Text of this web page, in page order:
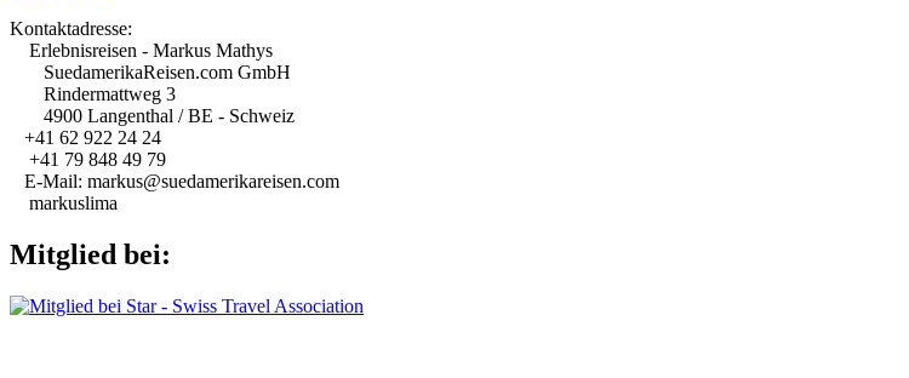
Kontaktadresse:
Erlebnisreisen - Markus Mathys
SuedamerikaReisen.com GmbH
Rindermattweg 3
4900 Langenthal / BE - Schweiz
+41 62 922 24 24
+41 79 848 49 79
E-Mail: markus@suedamerikareisen.com
markuslima
Mitglied bei: